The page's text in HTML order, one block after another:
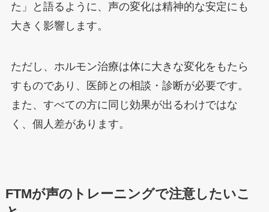
た」と語るように、声の変化は精神的な安定にも
大きく影響します。
ただし、ホルモン治療は体に大きな変化をもたら
すものであり、医師との相談・診断が必要です。
また、すべての方に同じ効果が出るわけではな
く、個人差があります。
FTMが声のトレーニングで注意したいこ